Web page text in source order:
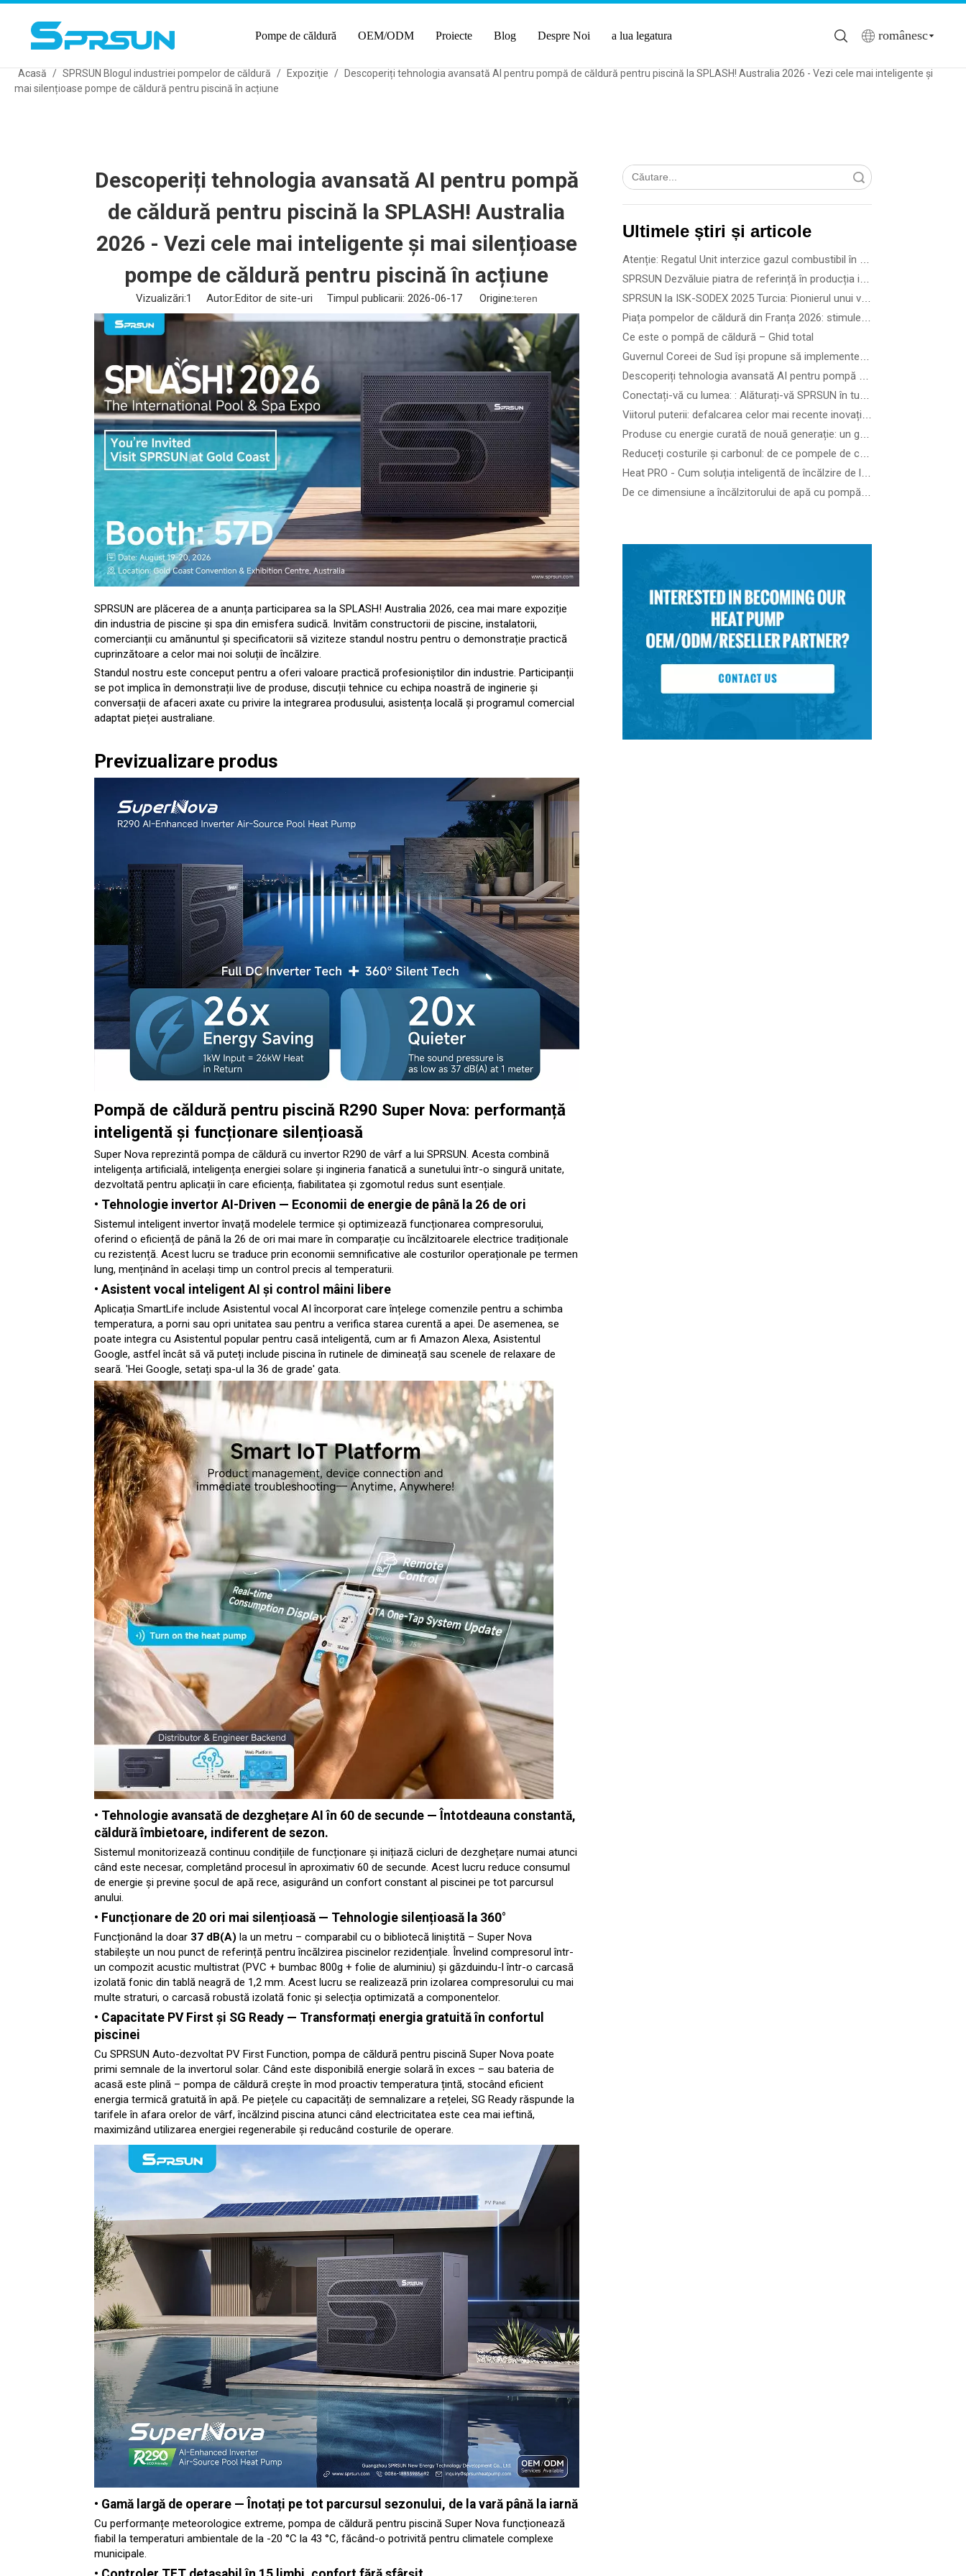
Pompe de căldură OEM/ODM Proiecte Blog Despre Noi a lua legatura românesc
Acasă / SPRSUN Blogul industriei pompelor de căldură / Expoziţie /
Descoperiți tehnologia avansată AI pentru pompă de căldură pentru piscină la SPLASH! Australia 2026 - Vezi cele mai inteligente și
mai silențioase pompe de căldură pentru piscină în acțiune
Descoperiți tehnologia avansată AI pentru pompă
de căldură pentru piscină la SPLASH! Australia
2026 - Vezi cele mai inteligente și mai silențioase
pompe de căldură pentru piscină în acțiune
Vizualizări:1 Autor:Editor de site-uri Timpul publicarii: 2026-06-17 Origine:teren
SPRSUN are plăcerea de a anunța participarea sa la SPLASH! Australia 2026, cea mai mare expoziție
din industria de piscine și spa din emisfera sudică. Invităm constructorii de piscine, instalatorii,
comercianții cu amănuntul și specificatorii să viziteze standul nostru pentru o demonstrație practică
cuprinzătoare a celor mai noi soluții de încălzire.
Standul nostru este conceput pentru a oferi valoare practică profesioniștilor din industrie. Participanții
se pot implica în demonstrații live de produse, discuții tehnice cu echipa noastră de inginerie și
conversații de afaceri axate cu privire la integrarea produsului, asistența locală și programul comercial
adaptat pieței australiane.
Previzualizare produs
Pompă de căldură pentru piscină R290 Super Nova: performanță
inteligentă și funcționare silențioasă
Super Nova reprezintă pompa de căldură cu invertor R290 de vârf a lui SPRSUN. Acesta combină
inteligența artificială, inteligența energiei solare și ingineria fanatică a sunetului într-o singură unitate,
dezvoltată pentru aplicații în care eficiența, fiabilitatea și zgomotul redus sunt esențiale.
• Tehnologie invertor AI-Driven — Economii de energie de până la 26 de ori
Sistemul inteligent invertor învață modelele termice și optimizează funcționarea compresorului,
oferind o eficiență de până la 26 de ori mai mare în comparație cu încălzitoarele electrice tradiționale
cu rezistență. Acest lucru se traduce prin economii semnificative ale costurilor operaționale pe termen
lung, menținând în același timp un control precis al temperaturii.
• Asistent vocal inteligent AI și control mâini libere
Aplicația SmartLife include Asistentul vocal AI încorporat care înțelege comenzile pentru a schimba
temperatura, a porni sau opri unitatea sau pentru a verifica starea curentă a apei. De asemenea, se
poate integra cu Asistentul popular pentru casă inteligentă, cum ar fi Amazon Alexa, Asistentul
Google, astfel încât să vă puteți include piscina în rutinele de dimineață sau scenele de relaxare de
seară. 'Hei Google, setați spa-ul la 36 de grade' gata.
• Tehnologie avansată de dezghețare AI în 60 de secunde — Întotdeauna constantă,
căldură îmbietoare, indiferent de sezon.
Sistemul monitorizează continuu condițiile de funcționare și inițiază cicluri de dezghețare numai atunci
când este necesar, completând procesul în aproximativ 60 de secunde. Acest lucru reduce consumul
de energie și previne șocul de apă rece, asigurând un confort constant al piscinei pe tot parcursul
anului.
• Funcționare de 20 ori mai silențioasă — Tehnologie silențioasă la 360°
Funcționând la doar 37 dB(A) la un metru – comparabil cu o bibliotecă liniștită – Super Nova
stabilește un nou punct de referință pentru încălzirea piscinelor rezidențiale. Învelind compresorul într-
un compozit acustic multistrat (PVC + bumbac 800g + folie de aluminiu) și găzduindu-l într-o carcasă
izolată fonic din tablă neagră de 1,2 mm. Acest lucru se realizează prin izolarea compresorului cu mai
multe straturi, o carcasă robustă izolată fonic și selecția optimizată a componentelor.
• Capacitate PV First și SG Ready — Transformați energia gratuită în confortul
piscinei
Cu SPRSUN Auto-dezvoltat PV First Function, pompa de căldură pentru piscină Super Nova poate
primi semnale de la invertorul solar. Când este disponibilă energie solară în exces – sau bateria de
acasă este plină – pompa de căldură crește în mod proactiv temperatura țintă, stocând eficient
energia termică gratuită în apă. Pe piețele cu capacități de semnalizare a rețelei, SG Ready răspunde la
tarifele în afara orelor de vârf, încălzind piscina atunci când electricitatea este cea mai ieftină,
maximizând utilizarea energiei regenerabile și reducând costurile de operare.
• Gamă largă de operare — Înotați pe tot parcursul sezonului, de la vară până la iarnă
Cu performanțe meteorologice extreme, pompa de căldură pentru piscină Super Nova funcționează
fiabil la temperaturi ambientale de la -20 °C la 43 °C, făcând-o potrivită pentru climatele complexe
municipale.
Ultimele știri și articole
SPRSUN la ISK-SODEX 2025 Turcia: Pionierul unui viitor energetic verde cu tehnologie inovatoare a pompei de căldură
Ce este o pompă de căldură – Ghid total